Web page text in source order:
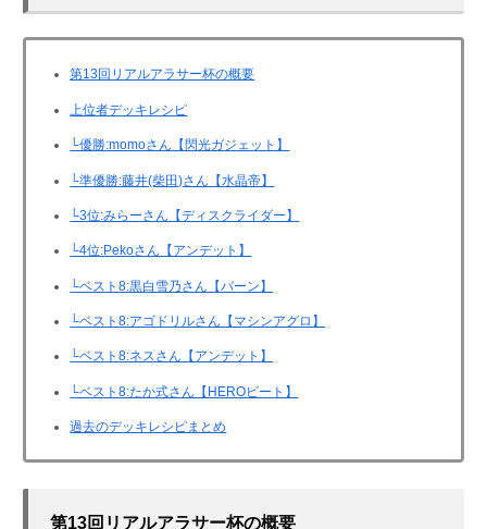
第13回リアルアラサー杯の概要
上位者デッキレシピ
└優勝:momoさん【閃光ガジェット】
└準優勝:藤井(柴田)さん【水晶帝】
└3位:みらーさん【ディスクライダー】
└4位:Pekoさん【アンデット】
└ベスト8:黒白雪乃さん【バーン】
└ベスト8:アゴドリルさん【マシンアグロ】
└ベスト8:ネスさん【アンデット】
└ベスト8:たか式さん【HEROビート】
過去のデッキレシピまとめ
第13回リアルアラサー杯の概要